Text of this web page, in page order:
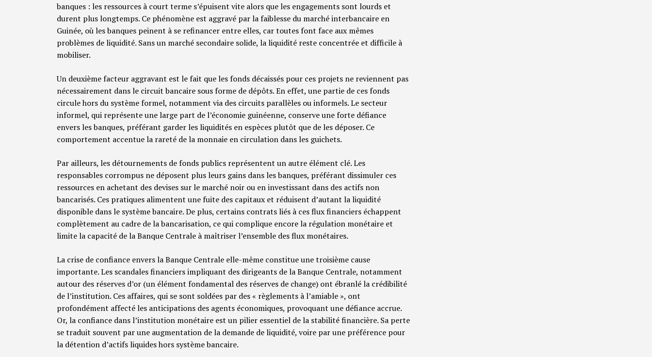
banques : les ressources à court terme s’épuisent vite alors que les engagements sont lourds et
durent plus longtemps. Ce phénomène est aggravé par la faiblesse du marché interbancaire en
Guinée, où les banques peinent à se refinancer entre elles, car toutes font face aux mêmes
problèmes de liquidité. Sans un marché secondaire solide, la liquidité reste concentrée et difficile à
mobiliser.
Un deuxième facteur aggravant est le fait que les fonds décaissés pour ces projets ne reviennent pas
nécessairement dans le circuit bancaire sous forme de dépôts. En effet, une partie de ces fonds
circule hors du système formel, notamment via des circuits parallèles ou informels. Le secteur
informel, qui représente une large part de l’économie guinéenne, conserve une forte défiance
envers les banques, préférant garder les liquidités en espèces plutôt que de les déposer. Ce
comportement accentue la rareté de la monnaie en circulation dans les guichets.
Par ailleurs, les détournements de fonds publics représentent un autre élément clé. Les
responsables corrompus ne déposent plus leurs gains dans les banques, préférant dissimuler ces
ressources en achetant des devises sur le marché noir ou en investissant dans des actifs non
bancarisés. Ces pratiques alimentent une fuite des capitaux et réduisent d’autant la liquidité
disponible dans le système bancaire. De plus, certains contrats liés à ces flux financiers échappent
complètement au cadre de la bancarisation, ce qui complique encore la régulation monétaire et
limite la capacité de la Banque Centrale à maîtriser l’ensemble des flux monétaires.
La crise de confiance envers la Banque Centrale elle-même constitue une troisième cause
importante. Les scandales financiers impliquant des dirigeants de la Banque Centrale, notamment
autour des réserves d’or (un élément fondamental des réserves de change) ont ébranlé la crédibilité
de l’institution. Ces affaires, qui se sont soldées par des « règlements à l’amiable », ont
profondément affecté les anticipations des agents économiques, provoquant une défiance accrue.
Or, la confiance dans l’institution monétaire est un pilier essentiel de la stabilité financière. Sa perte
se traduit souvent par une augmentation de la demande de liquidité, voire par une préférence pour
la détention d’actifs liquides hors système bancaire.